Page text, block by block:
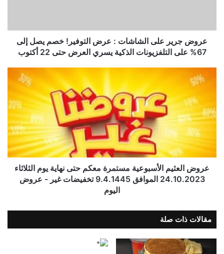
عروض جرير على الشاشات : عرض التوفير! خصم يصل إلى
67% على التلفزيونات الذكية يسري العرض حتى 22 أكتوب
عروض العثيم الأسبوعية مستمرة معكم حتى نهاية يوم الثلاثاء
24.10.2023 الموافق 9.4.1445 تخفيضات غير - عروض
اليوم
مقالات ذات صلة